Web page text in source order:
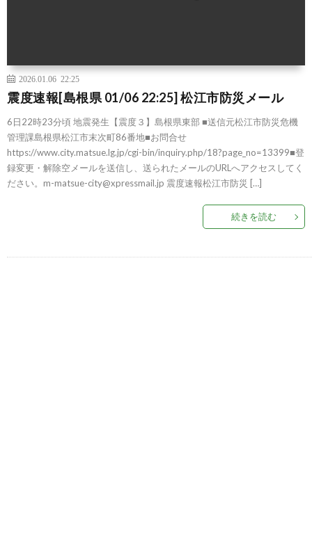
2026.01.06 22:25
震度速報[島根県 01/06 22:25] 松江市防災メール
6日22時23分頃 地震発生【震度３】島根県東部 ■送信元松江市防災危機
管理課島根県松江市末次町86番地■お問合せ
https://www.city.matsue.lg.jp/cgi-bin/inquiry.php/18?page_no=13399■登
録変更・解除空メールを送信し、送られたメールのURLへアクセスしてく
ださい。m-matsue-city@xpressmail.jp 震度速報松江市防災 […]
続きを読む